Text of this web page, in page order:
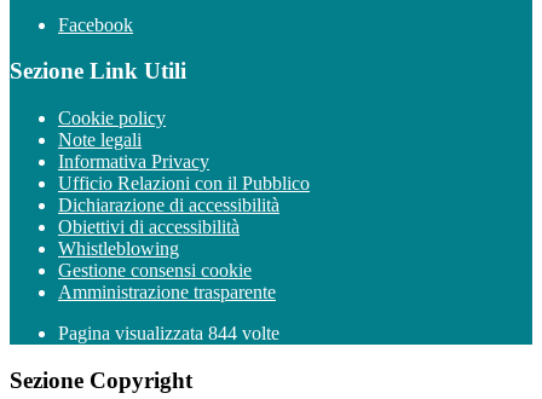
Facebook
Sezione Link Utili
Cookie policy
Note legali
Informativa Privacy
Ufficio Relazioni con il Pubblico
Dichiarazione di accessibilità
Obiettivi di accessibilità
Whistleblowing
Gestione consensi cookie
Amministrazione trasparente
Pagina visualizzata 844 volte
Sezione Copyright